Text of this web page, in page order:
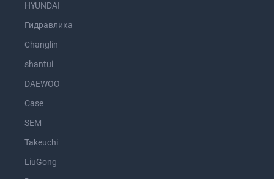
HYUNDAI
Гидравлика
Changlin
shantui
DAEWOO
Case
SEM
Takeuchi
LiuGong